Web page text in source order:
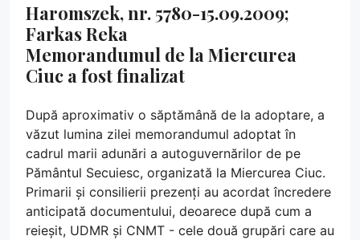
Haromszek, nr. 5780-15.09.2009;
Farkas Reka
Memorandumul de la Miercurea
Ciuc a fost finalizat
După aproximativ o săptămână de la adoptare, a
văzut lumina zilei memorandumul adoptat în
cadrul marii adunări a autoguvernărilor de pe
Pământul Secuiesc, organizată la Miercurea Ciuc.
Primarii și consilierii prezenți au acordat încredere
anticipată documentului, deoarece după cum a
reieșit, UDMR și CNMT - cele două grupări care au